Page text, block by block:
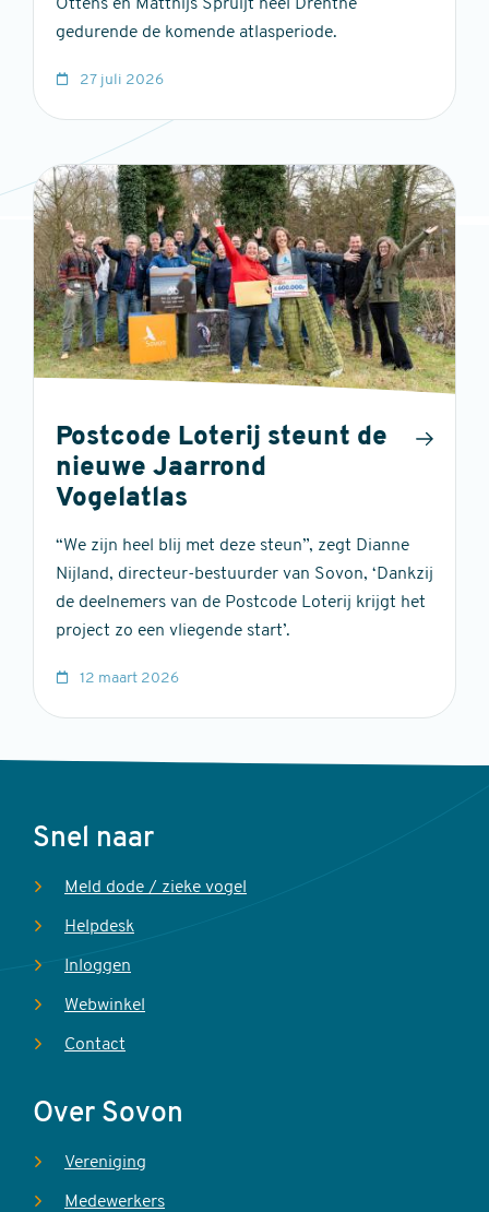
Ottens en Matthijs Spruijt heel Drenthe
gedurende de komende atlasperiode.
27 juli 2026
Postcode Loterij steunt de
nieuwe Jaarrond
Vogelatlas
“We zijn heel blij met deze steun”, zegt Dianne
Nijland, directeur-bestuurder van Sovon, ‘Dankzij
de deelnemers van de Postcode Loterij krijgt het
project zo een vliegende start’.
12 maart 2026
Voet
Snel naar
Meld dode / zieke vogel
Helpdesk
Inloggen
Webwinkel
Contact
Over Sovon
Vereniging
Medewerkers